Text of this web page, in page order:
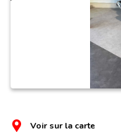
Voir sur la carte